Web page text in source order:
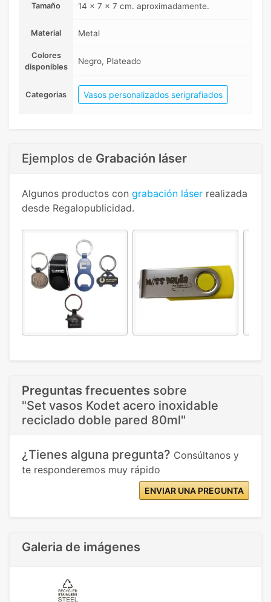
Tamaño 14 x 7 x 7 cm. aproximadamente.
Material Metal
Colores
disponibles
Negro, Plateado
Categorias Vasos personalizados serigrafiados
Ejemplos de Grabación láser
Algunos productos con grabación láser realizada
desde Regalopublicidad.
Preguntas frecuentes sobre
"Set vasos Kodet acero inoxidable
reciclado doble pared 80ml"
¿Tienes alguna pregunta? Consúltanos y
te responderemos muy rápido
ENVIAR UNA PREGUNTA
Galeria de imágenes